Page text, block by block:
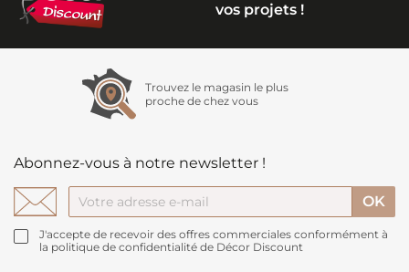
vos projets !
Trouvez le magasin le plus
proche de chez vous
Abonnez-vous à notre newsletter !
J'accepte de recevoir des offres commerciales conformément à
la politique de confidentialité de Décor Discount